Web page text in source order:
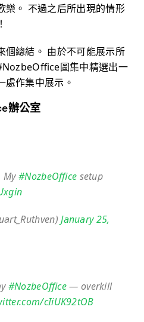
樂。 不過之后所出現的情形
個總結。 由於不可能展示所
圖集中精選出一
處作集中展示。
辦公室
My#NozbeOffice setup
January 25,
#NozbeOffice— overkill
cIiUK92tOB